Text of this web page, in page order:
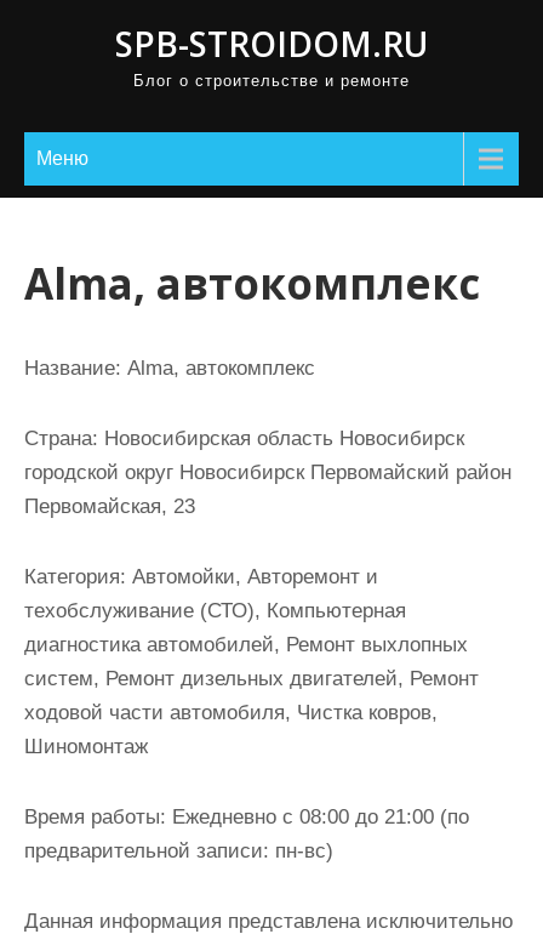
SPB-STROIDOM.RU
Блог о строительстве и ремонте
Меню
Alma, автокомплекс
Название: Alma, автокомплекс
Страна: Новосибирская область Новосибирск
городской округ Новосибирск Первомайский район
Первомайская, 23
Категория: Автомойки, Авторемонт и
техобслуживание (СТО), Компьютерная
диагностика автомобилей, Ремонт выхлопных
систем, Ремонт дизельных двигателей, Ремонт
ходовой части автомобиля, Чистка ковров,
Шиномонтаж
Время работы: Ежедневно с 08:00 до 21:00 (по
предварительной записи: пн-вс)
Данная информация представлена исключительно